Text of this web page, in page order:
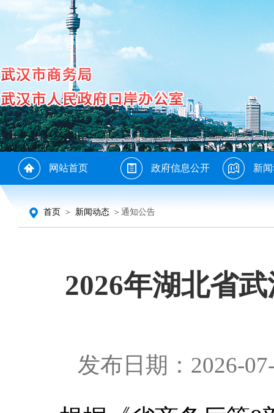
网站首页 政府信息公开 新
首页 ＞ 新闻动态 ＞通知公告
2026年湖北省
发布日期：2026-